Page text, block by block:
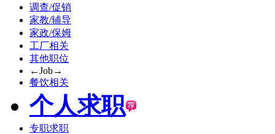
调查/促销
家教/辅导
家政/保姆
工厂相关
其他职位
←Job→
餐饮相关
个人求职
专职求职